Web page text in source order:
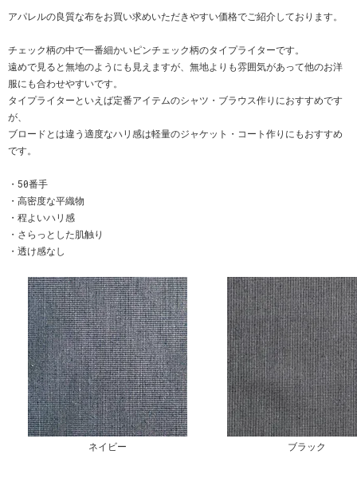
アパレルの良質な布をお買い求めいただきやすい価格でご紹介しております。
チェック柄の中で一番細かいピンチェック柄のタイプライターです。
遠めで見ると無地のようにも見えますが、無地よりも雰囲気があって他のお洋
服にも合わせやすいです。
タイプライターといえば定番アイテムのシャツ・ブラウス作りにおすすめです
が、
ブロードとは違う適度なハリ感は軽量のジャケット・コート作りにもおすすめ
です。
・50番手
・高密度な平織物
・程よいハリ感
・さらっとした肌触り
・透け感なし
ネイビー ブラック